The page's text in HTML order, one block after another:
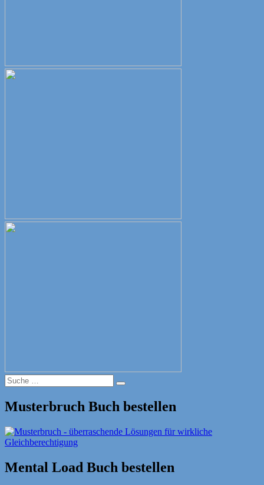
Suche
nach:
Suche
Musterbruch Buch bestellen
Mental Load Buch bestellen